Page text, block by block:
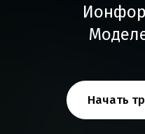
Начать